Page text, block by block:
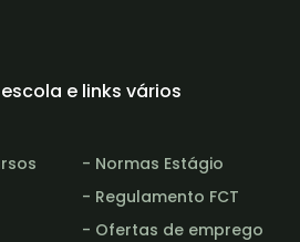
e links vários
- Normas Estágio
- Regulamento FCT
- Ofertas de emprego